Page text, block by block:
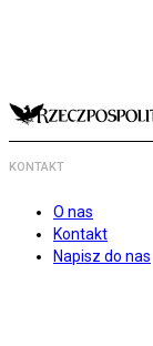
KONTAKT
O nas
Kontakt
Napisz do nas